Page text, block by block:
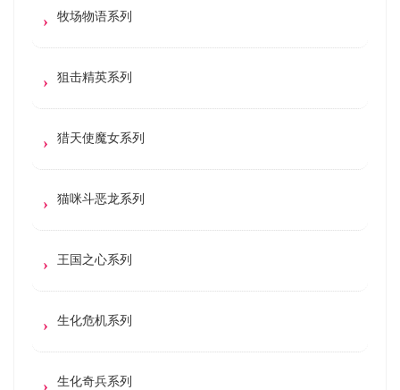
牧场物语系列
狙击精英系列
猎天使魔女系列
猫咪斗恶龙系列
王国之心系列
生化危机系列
生化奇兵系列